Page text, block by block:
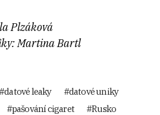
Plzáková
Martina Bartl
datové leaky
datové uniky
pašování cigaret
Rusko